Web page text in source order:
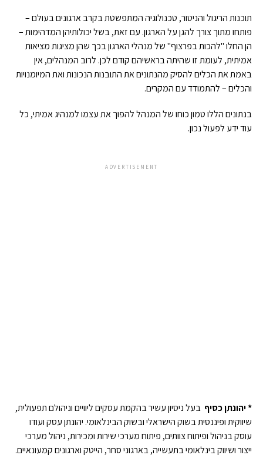
תוכנות הריגול והניטור, טכנולוגיה המתפשטת בקרב ארגונים בעולם –
פותחו מתוך צורך להגן על הארגון. עם זאת, בשל יכולותיהן המדהימות –
הן החלו "להכות בפרצוף" של מנהלי הארגון בכך שהן מציגות מציאות
אמיתית, לעומת זו שהיתה בראשיהם קודם לכן. לרוב המנהלים, אין
באמת את הכלים להסיק מהנתונים את התובנות הנכונות ואת המיומנויות
והכלים – להתמודד עם המקרים.
בנתונים הללו טמון כוחו של המנהל להפוך את עצמו למנהיג אמיתי, כל
עוד ידע לפעול נכון.
ADVERTISEMENT
* יהונתן כסיף בעל ניסיון עשיר בהקמת עסקים ליוויים וניהולם תפעולית,
שיווקית ופיננסית בשוק הישראלי ובשוק הבינלאומי. יהונתן עסק ועודו
עוסק בניהול ופיתוח צוותים, פיתוח מערכי שירות ומכירות, ניהול מערכי
ייצור ושיווק בינלאומי בתעשייה, בארגוני סחר, הייטק וארגונים קמעונאיים.